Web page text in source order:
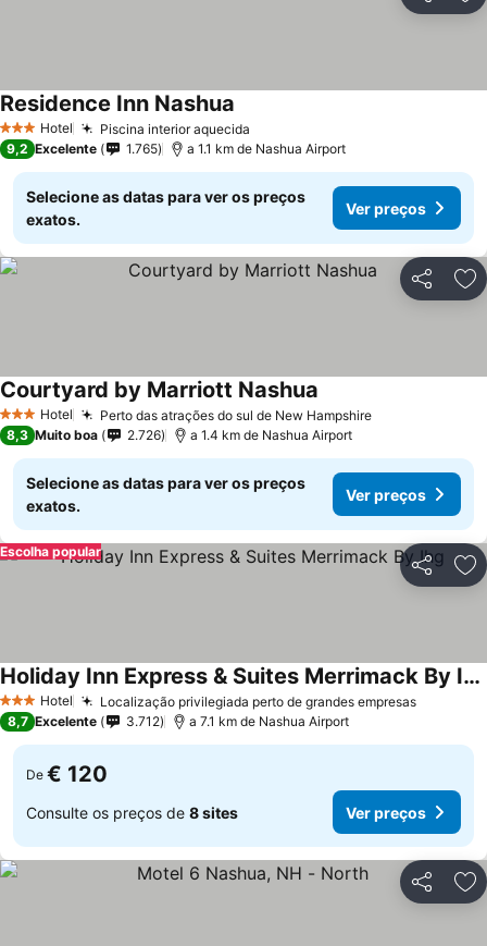
3 EstrelasHotel Piscina interior aquecida
Residence Inn Nashua
9,2 Excelente 1.765 a 1.1 km de Nashua Airport
Selecione as datas para ver os preços
exatos.
Ver preços
Partilhar
3 EstrelasHotel Perto das atrações do sul de New Hampshire
Courtyard by Marriott Nashua
8,3 Muito boa 2.726 a 1.4 km de Nashua Airport
Selecione as datas para ver os preços
exatos.
Ver preços
Partilhar
Escolha popular
3 EstrelasHotel Localização privilegiada perto de grandes empresas
Holiday Inn Express & Suites Merrimack By Ihg
8,7 Excelente 3.712 a 7.1 km de Nashua Airport
De € 120
Consulte os preços de 8 sites Ver preços
Partilhar